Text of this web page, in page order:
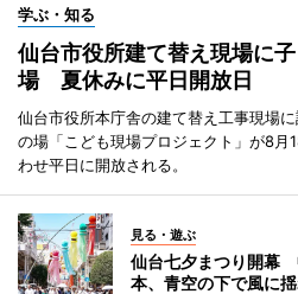
学ぶ・知る
仙台市役所建て替え現場に
場 夏休みに平日開放日
仙台市役所本庁舎の建て替え工事現場
の場「こども現場プロジェクト」が8
わせ平日に開放される。
見る・遊ぶ
仙台七夕まつり開幕
本、青空の下で風に